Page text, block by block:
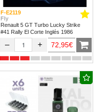
F-E2119
Fly
Renault 5 GT Turbo Lucky Strike
#41 Rally El Corte Inglés 1986
– + 72,95€